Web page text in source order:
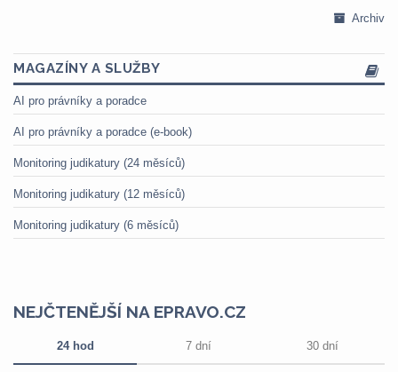
Archiv
MAGAZÍNY A SLUŽBY
AI pro právníky a poradce
AI pro právníky a poradce (e-book)
Monitoring judikatury (24 měsíců)
Monitoring judikatury (12 měsíců)
Monitoring judikatury (6 měsíců)
NEJČTENĚJŠÍ NA EPRAVO.CZ
24 hod 7 dní 30 dní